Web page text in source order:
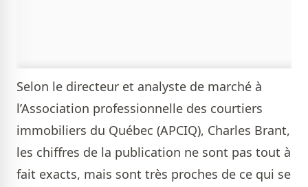
Selon le directeur et analyste de marché à
l’Association professionnelle des courtiers
immobiliers du Québec (APCIQ), Charles Brant,
les chiffres de la publication ne sont pas tout à
fait exacts, mais sont très proches de ce qui se